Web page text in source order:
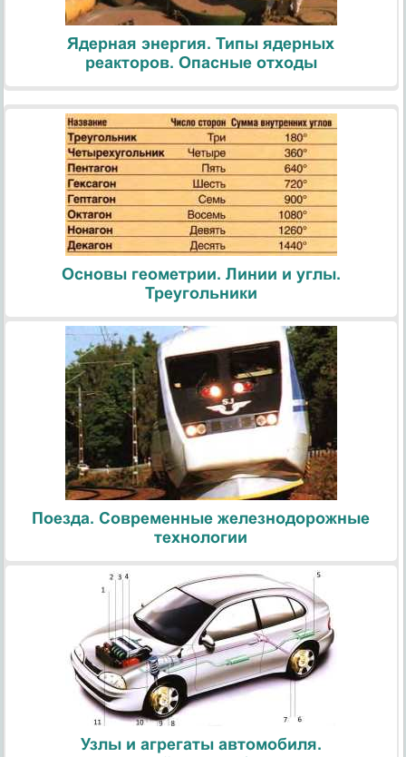
Ядерная энергия. Типы ядерных
реакторов. Опасные отходы
Основы геометрии. Линии и углы.
Треугольники
Поезда. Современные железнодорожные
технологии
Узлы и агрегаты автомобиля.